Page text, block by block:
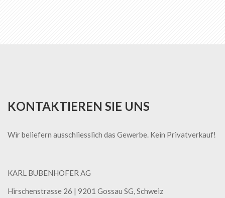
KONTAKTIEREN SIE UNS
Wir beliefern ausschliesslich das Gewerbe. Kein Privatverkauf!
KARL BUBENHOFER AG
Hirschenstrasse 26 | ​9201 Gossau SG, Schweiz